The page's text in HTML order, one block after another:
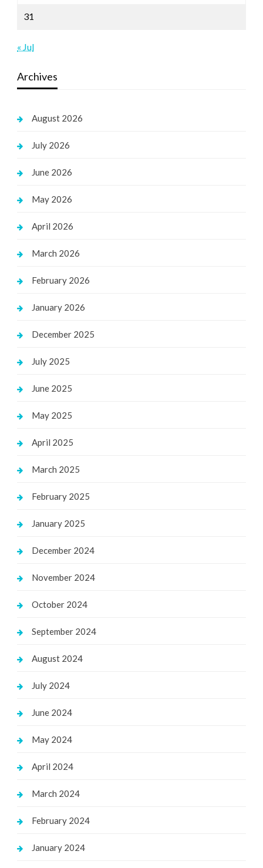
31
« Jul
Archives
August 2026
July 2026
June 2026
May 2026
April 2026
March 2026
February 2026
January 2026
December 2025
July 2025
June 2025
May 2025
April 2025
March 2025
February 2025
January 2025
December 2024
November 2024
October 2024
September 2024
August 2024
July 2024
June 2024
May 2024
April 2024
March 2024
February 2024
January 2024